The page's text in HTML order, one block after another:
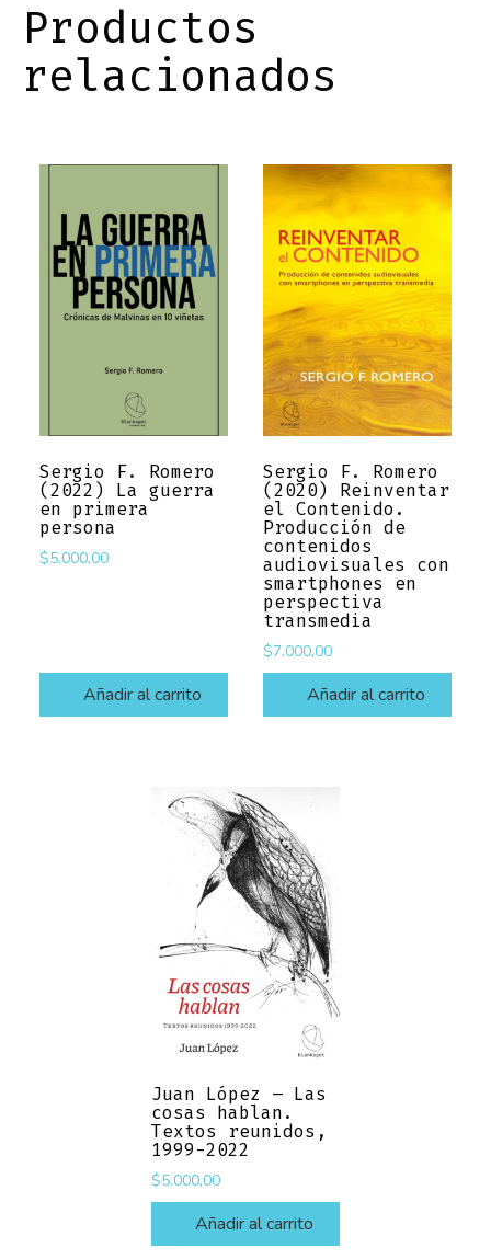
Productos
relacionados
Sergio F. Romero
(2022) La guerra
en primera
persona
$5.000,00
Añadir al carrito
Sergio F. Romero
(2020) Reinventar
el Contenido.
Producción de
contenidos
audiovisuales con
smartphones en
perspectiva
transmedia
$7.000,00
Añadir al carrito
Juan López – Las
cosas hablan.
Textos reunidos,
1999-2022
$5.000,00
Añadir al carrito